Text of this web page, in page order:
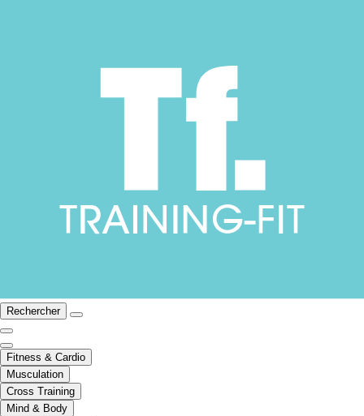
Rechercher
Fitness & Cardio
Musculation
Cross Training
Mind & Body